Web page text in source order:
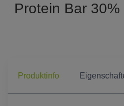
Protein Bar
Produktinfo